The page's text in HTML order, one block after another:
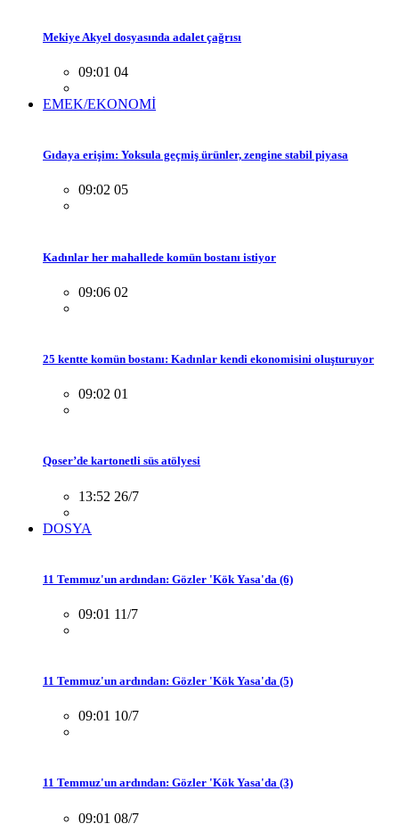
Mekiye Akyel dosyasında adalet çağrısı
09:01 04
EMEK/EKONOMİ
Gıdaya erişim: Yoksula geçmiş ürünler, zengine stabil piyasa
09:02 05
Kadınlar her mahallede komün bostanı istiyor
09:06 02
25 kentte komün bostanı: Kadınlar kendi ekonomisini oluşturuyor
09:02 01
Qoser’de kartonetli süs atölyesi
13:52 26/7
DOSYA
11 Temmuz'un ardından: Gözler 'Kök Yasa'da (6)
09:01 11/7
11 Temmuz'un ardından: Gözler 'Kök Yasa'da (5)
09:01 10/7
11 Temmuz'un ardından: Gözler 'Kök Yasa'da (3)
09:01 08/7